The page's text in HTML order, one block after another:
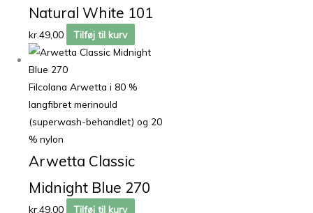
Natural White 101
kr.49,00 Tilføj til kurv
Filcolana Arwetta i 80 %
langfibret merinould
(superwash-behandlet) og 20
% nylon
Arwetta Classic
Midnight Blue 270
kr.49,00 Tilføj til kurv